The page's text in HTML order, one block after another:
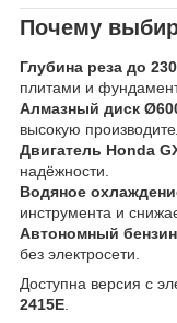
Почему
Глубина реза до
плитами и
Алмазный диск
высокую
Двигатель Honda
надёжности.
Водяное
инструмента и
Автономный
без электросети.
Доступна версия с
2415E